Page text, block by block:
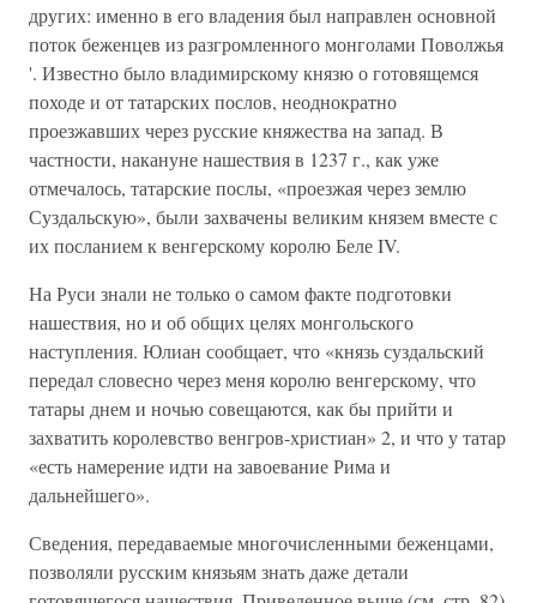
других: именно в его владения был направлен основной
поток беженцев из разгромленного мон­голами Поволжья
'. Известно было владимирскому князю о готовящемся
походе и от татарских послов, неоднократно
проезжавших через русские княжества на запад. В
частности, накануне нашествия в 1237 г., как уже
отмечалось, татарские послы, «проезжая через землю
Суздальскую», были захвачены великим князем вместе с
их посланием к венгерскому королю Беле IV.
На Руси знали не только о самом факте подготовки
нашествия, но и об общих целях монгольского
наступления. Юлиан сообщает, что «князь суздальский
передал словесно через меня королю венгерскому, что
тата­ры днем и ночью совещаются, как бы прийти и
захватить королевство венгров-христиан» 2, и что у татар
«есть намерение идти на завоевание Рима и
дальнейшего».
Сведения, передаваемые многочисленными беженцами,
позволяли русским князьям знать даже детали